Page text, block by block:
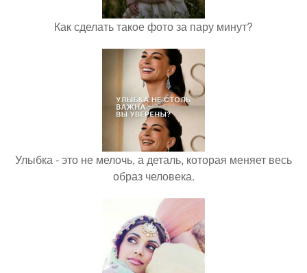
Как сделать такое фото за пару минут?
Улыбка - это не мелочь, а деталь, которая меняет весь
образ человека.